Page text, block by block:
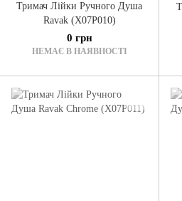
Тримач Лійки Ручного Душа
Ravak (X07P010)
0 грн
НЕМАЄ В НАЯВНОСТІ